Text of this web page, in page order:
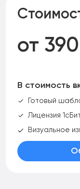
от
В стоимость
Готовый
Лицензия
Визуальное